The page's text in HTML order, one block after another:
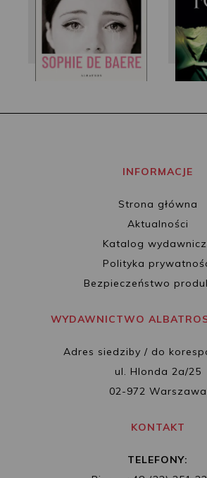
INFORMACJE
Strona główna
Aktualności
Katalog
Polityka
Bezpieczeństwo
WYDAWNICTWO
Adres siedziby / do
ul. Hlonda 2a/25
02-972 Warszawa
KONTAKT
TELEFONY: